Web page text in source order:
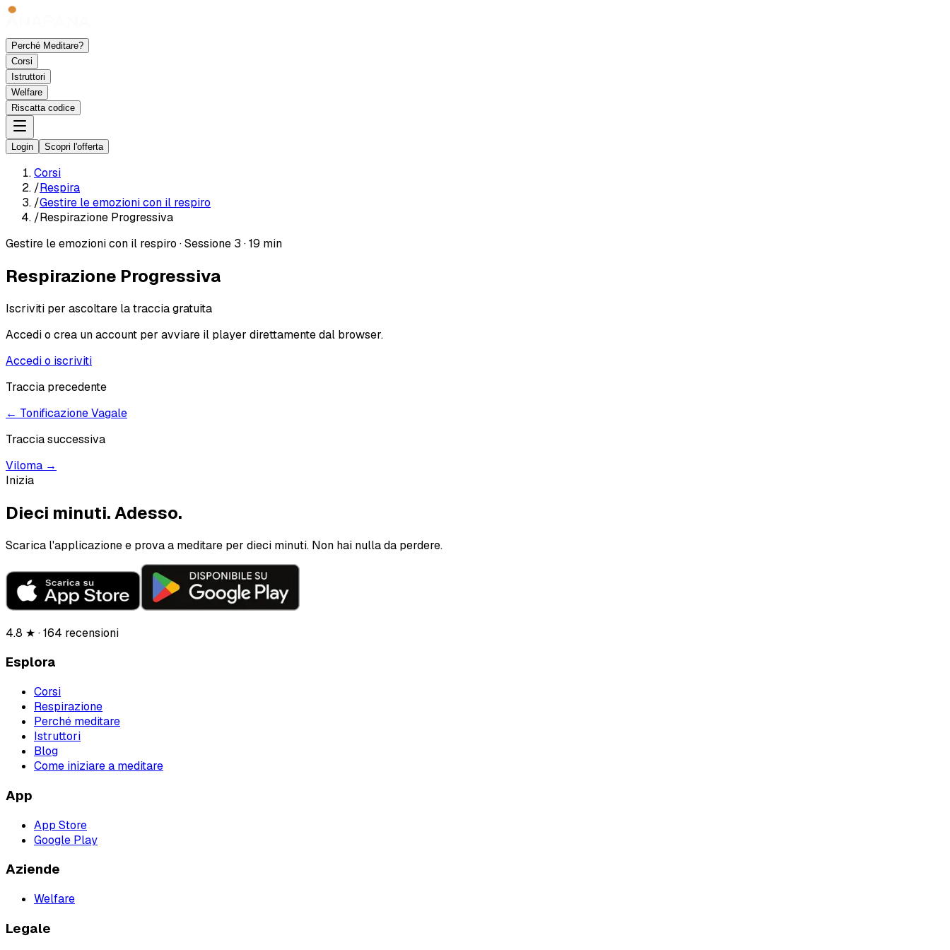
Perché Meditare?
Corsi
Istruttori
Welfare
Riscatta codice
Login Scopri l'offerta
Corsi
/Respira
/Gestire le emozioni con il respiro
/Respirazione Progressiva
Gestire le emozioni con il respiro ·Sessione 3 ·19 min
Respirazione Progressiva
Iscriviti per ascoltare la traccia gratuita
Accedi o crea un account per avviare il player direttamente dal browser.
Accedi o iscriviti
Traccia precedente
← Tonificazione Vagale
Traccia successiva
Viloma →
Inizia
Dieci minuti.Adesso.
Scarica l'applicazione e prova a meditare per dieci minuti. Non hai nulla da perdere.
4.8 ★ · 164 recensioni
Esplora
Corsi
Respirazione
Perché meditare
Istruttori
Blog
Come iniziare a meditare
App
App Store
Google Play
Aziende
Welfare
Legale